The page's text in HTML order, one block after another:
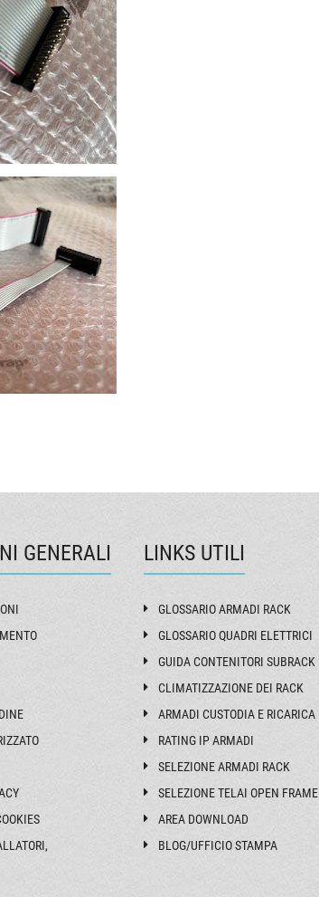
GENERALI LINKS UTILI
GLOSSARIO ARMADI RACK
GLOSSARIO QUADRI ELETTRICI
GUIDA CONTENITORI SUBRACK
CLIMATIZZAZIONE DEI RACK
ARMADI CUSTODIA E RICARICA
RATING IP ARMADI
SELEZIONE ARMADI RACK
SELEZIONE TELAI OPEN FRAME
AREA DOWNLOAD
BLOG/UFFICIO STAMPA